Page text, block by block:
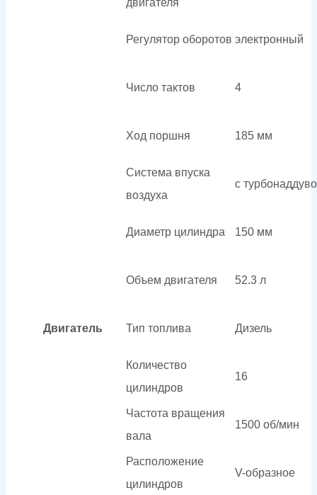
Двигатель
Регулятор оборотов электронный
Число тактов 4
Ход поршня 185 мм
Система впуска
воздуха
с
Диаметр цилиндра 150 мм
Объем двигателя 52.3 л
Тип топлива Дизель
Количество
цилиндров
16
Частота вращения
вала
1500 об/мин
Расположение
цилиндров
V-образное